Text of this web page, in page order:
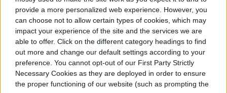
provide a more personalized web experience. However, you
can choose not to allow certain types of cookies, which may
impact your experience of the site and the services we are
able to offer. Click on the different category headings to find
out more and change our default settings according to your
preference. You cannot opt-out of our First Party Strictly
Necessary Cookies as they are deployed in order to ensure
the proper functioning of our website (such as prompting the
portuguesa MO, pero el proyecto fue
abierto a la comunidad para que otras
marcas en el exterior puedan distribuirlas.